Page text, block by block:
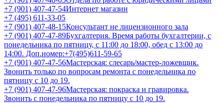
+7 (901) 407-47-54Интернет магазин
+7 (495) 611-33-05
+7 (901) 407-48-15Консультант не лицензионного зала
+7 (901) 407-47-89Бухгалтерия. Время работы бухгалтерии, с
понедельника по пятницу, с 11:00 до 18:00, обед с 13:00 до
14:00. Доп.номер:+7(495)611-59-65
+7 (901) 407-47-56Мастерская: слесарь/мастер-ложевщик.
Звонить только по вопросам ремонта с понедельника по
пятницу с 10 до 19.
+7 (901) 407-47-96Мастерская: покраска и гравировка.
Звонить с понедельника по пятницу с 10 до 19.